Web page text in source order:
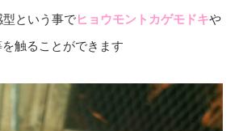
という事でヒョウモントカゲモドキや
触ることができます